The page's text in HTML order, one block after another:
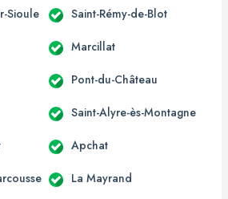
Sioule Saint-Rémy-de-Blot
Marcillat
Pont-du-Château
Saint-Alyre-ès-Montagne
Apchat
La Mayrand